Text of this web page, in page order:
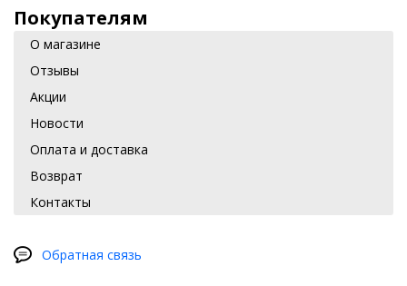
Покупателям
О магазине
Отзывы
Акции
Новости
Оплата и доставка
Возврат
Контакты
Обратная связь